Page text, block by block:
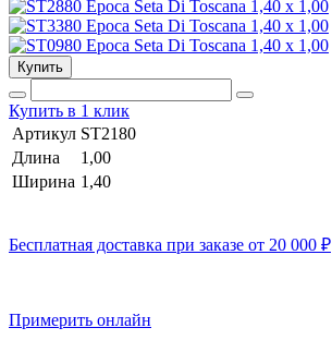
Купить
Купить в 1 клик
Артикул ST2180
Длина
1,00
Ширина 1,40
Бесплатная доставка при заказе от 20 000 ₽
Примерить онлайн